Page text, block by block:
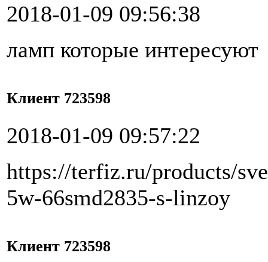
2018-01-09 09:56:38
ламп которые интересуют
Клиент 723598
2018-01-09 09:57:22
https://terfiz.ru/products/
5w-66smd2835-s-linzoy
Клиент 723598